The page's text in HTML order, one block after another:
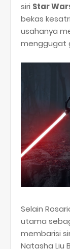
siri Star
bekas
usahanya
menggugat
Selain
utama
membarisi
Natasha Liu